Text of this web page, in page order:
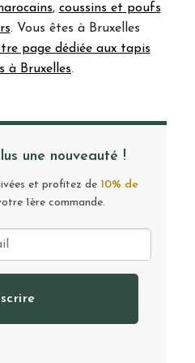
, coussins et poufs
. Vous êtes à Bruxelles
page dédiée aux tapis
à Bruxelles.
une nouveauté !
et profitez de 10% de
1ère commande.